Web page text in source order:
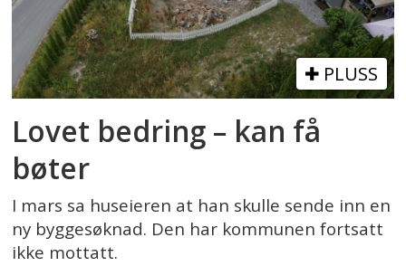
PLUSS
Lovet bedring – kan få
bøter
I mars sa huseieren at han skulle sende inn en
ny byggesøknad. Den har kommunen fortsatt
ikke mottatt.